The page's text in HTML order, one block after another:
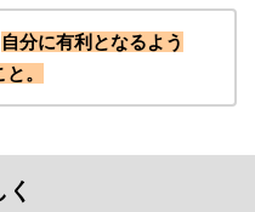
自分に有利となるよう
。